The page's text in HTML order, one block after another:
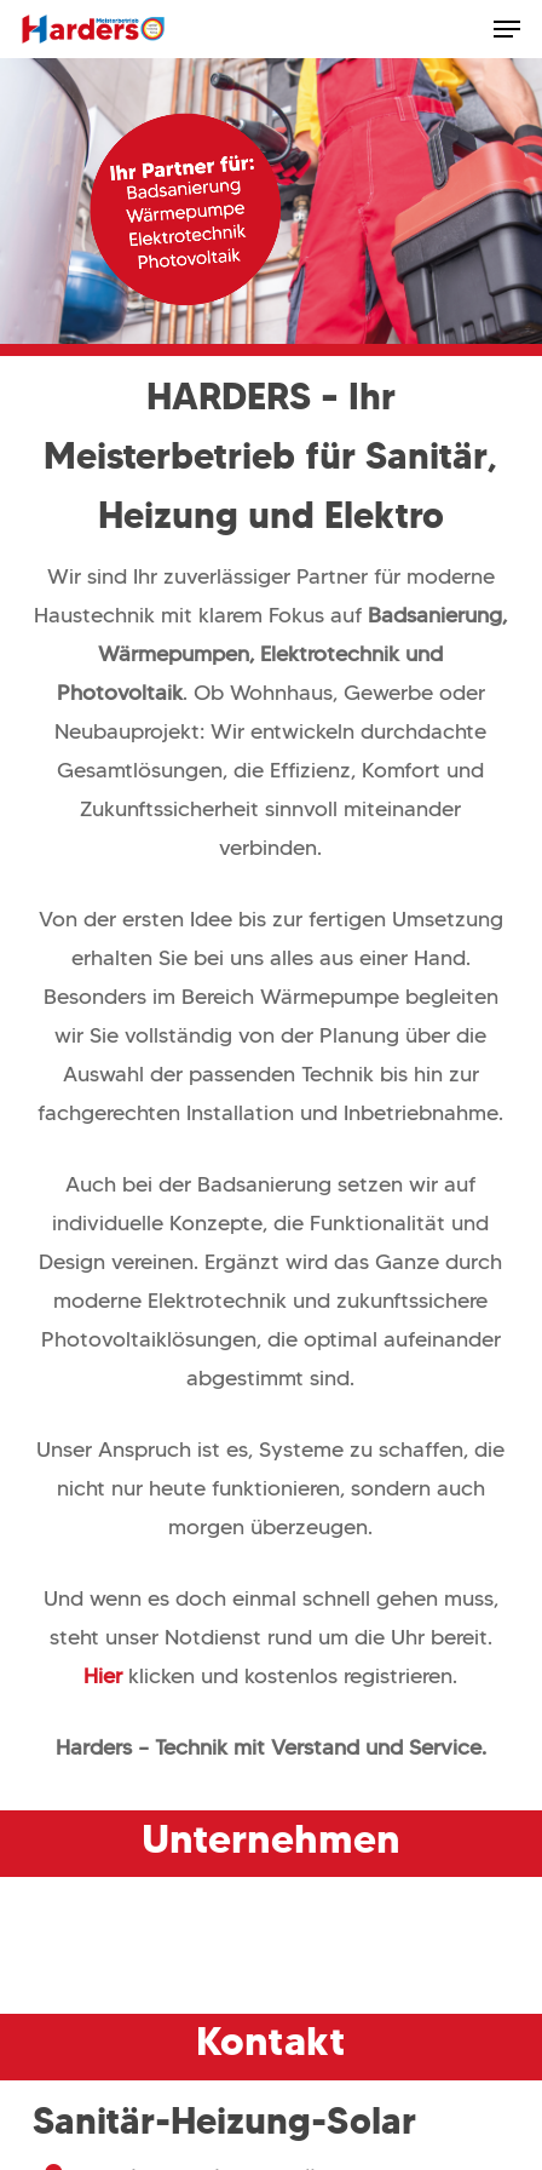
Skip
to
HARDERS – Ihr
Meisterbetrieb für Sanitär,
Heizung und Elektro
Wir sind Ihr zuverlässiger Partner für moderne
Haustechnik mit klarem Fokus auf Badsanierung,
Wärmepumpen, Elektrotechnik und
Photovoltaik. Ob Wohnhaus, Gewerbe oder
Neubauprojekt: Wir entwickeln durchdachte
Gesamtlösungen, die Effizienz, Komfort und
Zukunftssicherheit sinnvoll miteinander
verbinden.
Von der ersten Idee bis zur fertigen Umsetzung
erhalten Sie bei uns alles aus einer Hand.
Besonders im Bereich Wärmepumpe begleiten
wir Sie vollständig von der Planung über die
Auswahl der passenden Technik bis hin zur
fachgerechten Installation und Inbetriebnahme.
Auch bei der Badsanierung setzen wir auf
individuelle Konzepte, die Funktionalität und
Design vereinen. Ergänzt wird das Ganze durch
moderne Elektrotechnik und zukunftssichere
Photovoltaiklösungen, die optimal aufeinander
abgestimmt sind.
Unser Anspruch ist es, Systeme zu schaffen, die
nicht nur heute funktionieren, sondern auch
morgen überzeugen.
Und wenn es doch einmal schnell gehen muss,
steht unser Notdienst rund um die Uhr bereit.
Hierklicken und kostenlos registrieren.
Harders – Technik mit Verstand und Service.
Unternehmen
Kontakt
Sanitär-Heizung-Solar